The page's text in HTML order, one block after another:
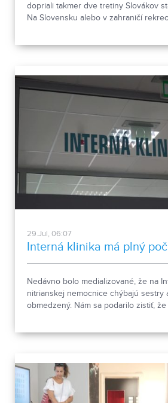
dopriali takmer dve tretiny Slovákov
Na Slovensku alebo v zahraničí
29.Jul, 06:07
Interná klinika má plný
Nedávno bolo medializované, že na
nitrianskej nemocnice chýbajú sestry
obmedzený. Nám sa podarilo zistiť,